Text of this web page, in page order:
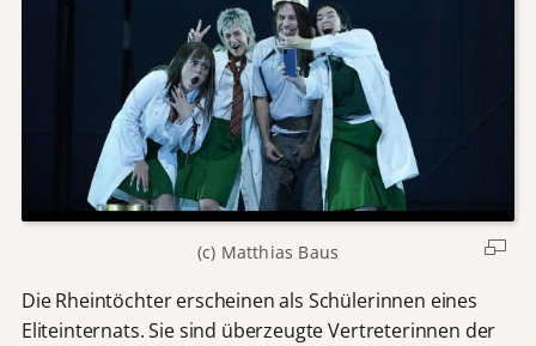
(c) Matthias Baus
Die Rheintöchter erscheinen als Schülerinnen eines
Eliteinternats. Sie sind überzeugte Vertreterinnen der